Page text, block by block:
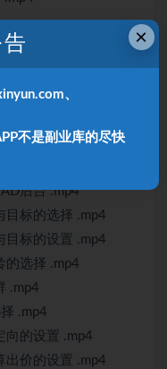
后台 .mp4
目标的选择 .mp4
目标的设置 .mp4
的选择 .mp4
.mp4
.mp4
向的设置 .mp4
出价的设置 .mp4
×
、
不是副业库的尽快